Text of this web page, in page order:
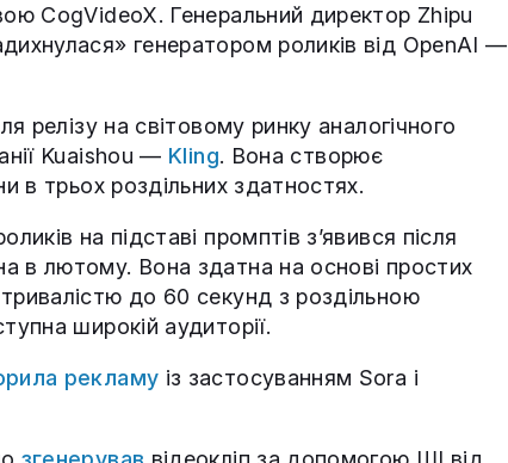
CogVideoX. Генеральний директор Zhipu
генератором роликів від OpenAI —
релізу на світовому ринку аналогічного
Kuaishou — Kling. Вона створює
в трьох роздільних здатностях.
на підставі промптів з’явився після
в лютому. Вона здатна на основі простих
до 60 секунд з роздільною
широкій аудиторії.
рекламу із застосуванням Sora і